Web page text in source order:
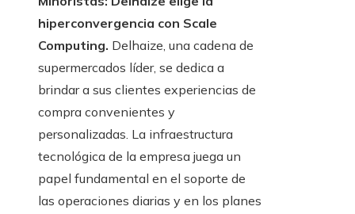
hiperconvergencia con Scale
Computing. Delhaize, una cadena de
supermercados líder, se dedica a
brindar a sus clientes experiencias de
compra convenientes y
personalizadas. La infraestructura
tecnológica de la empresa juega un
papel fundamental en el soporte de
las operaciones diarias y en los planes